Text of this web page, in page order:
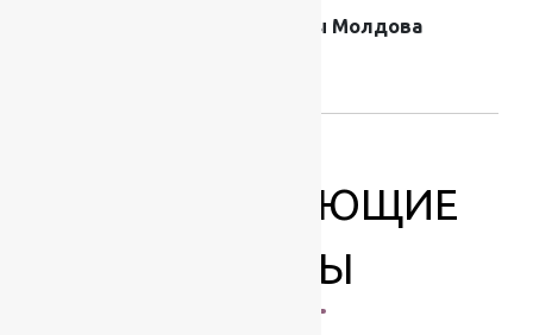
Ковры Молдова
СОПУТСТВУЮЩИЕ
ТОВАРЫ